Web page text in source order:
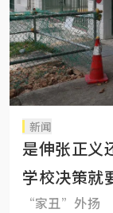
新闻
是伸张正
学校决策就
“家丑”外扬